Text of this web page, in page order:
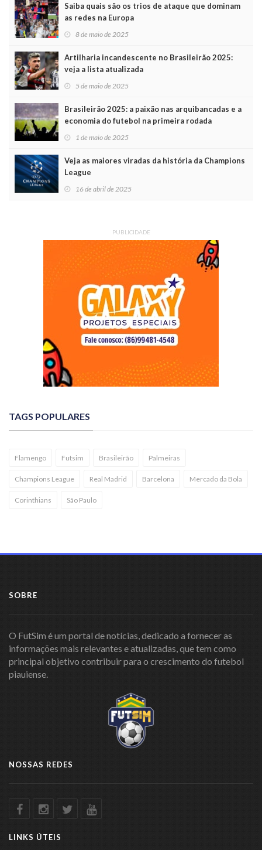
Saiba quais são os trios de ataque que dominam
as redes na Europa
8 de maio de 2025
Artilharia incandescente no Brasileirão 2025:
veja a lista atualizada
5 de maio de 2025
Brasileirão 2025: a paixão nas arquibancadas e a
economia do futebol na primeira rodada
1 de maio de 2025
Veja as maiores viradas da história da Champions
League
16 de abril de 2025
PUBLICIDADE
TAGS POPULARES
Flamengo Futsim Brasileirão Palmeiras
Champions League Real Madrid Barcelona Mercado da Bola
Corinthians São Paulo
SOBRE
O FutSim é um portal de notícias, dedicado a fornecer as
informações mais relevantes e atualizadas, que tem como
principal objetivo contribuir para o crescimento do futebol
piauiense.
NOSSAS REDES
LINKS ÚTEIS